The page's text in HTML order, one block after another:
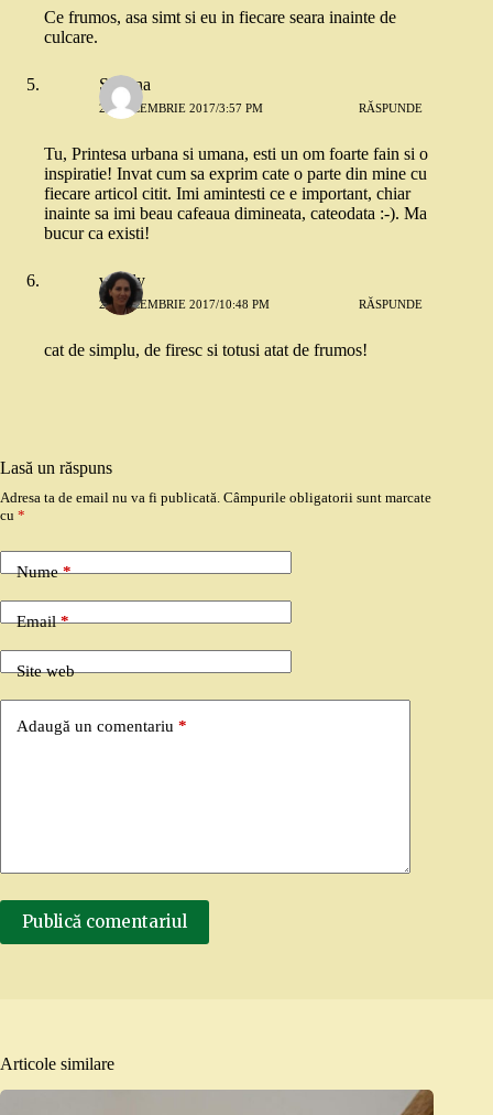
Ce frumos, asa simt si eu in fiecare seara inainte de
culcare.
Silvana
22 DECEMBRIE 2017/3:57 PM RĂSPUNDE
Tu, Printesa urbana si umana, esti un om foarte fain si o
inspiratie! Invat cum sa exprim cate o parte din mine cu
fiecare articol citit. Imi amintesti ce e important, chiar
inainte sa imi beau cafeaua dimineata, cateodata :-). Ma
bucur ca existi!
vavaly
22 DECEMBRIE 2017/10:48 PM RĂSPUNDE
cat de simplu, de firesc si totusi atat de frumos!
Lasă un răspuns
Adresa ta de email nu va fi publicată. Câmpurile obligatorii sunt marcate
cu *
Nume*
Email*
Site web
Adaugă un comentariu *
Publică comentariul
Articole similare